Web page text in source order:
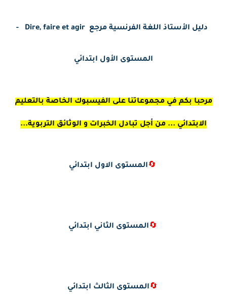
دليل الأستاذ اللغة الفرنسية مرجع Dire, faire et agir
-
المستوى الأول ابتدائي
مرحبا بكم في مجموعاتنا على الفيسبوك الخاصة بالتعليم
الابتدائي ... من أجل تبادل الخبرات و الوثائق التربوية...
🔄المستوى الاول ابتدائي
🔄المستوى الثاني ابتدائي
🔄المستوى الثالث ابتدائي